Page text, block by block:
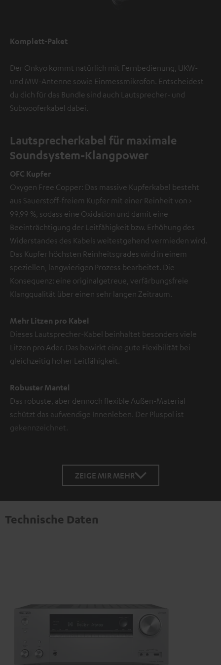
Komplett-Paket
Der Onkyo kommt natürlich mit Fernbedienung, UKW-
und MW-Antenne sowie Einmessmikrofon. Entscheidest
du dich für das Bundle sind auch Lautsprecher- und
Subwooferkabel dabei.
Lautsprecherkabel für maximale
Soundsystem-Klangpower
OFC Kupfer
Oxygen Free Copper: Das massive Kupferkabel besteht
aus Sauerstoff-freiem Kupfer mit einer Reinheit von >
99,99 %, sodass eine Oxidation und damit eine
Beeinträchtigung der Leitfähigkeit bzw. Erhöhung des
Widerstandes des Kabels weitestgehend vermieden wird.
Das Kupfer höchsten Reinheitsgrades wird in einem
speziellen, langwierigen Prozess bearbeitet. Die
Konsequenz: eine originalgetreue, verfärbungsfreie
Klangqualität über einen sehr langen Zeitraum.
Mehr Litzen pro Kabel
Dieses Lautsprecher-Kabel beinhaltet besonders viele
Litzen pro Ader. Das bewirkt eine gute Flexibilität bei
gleichzeitig hoher Leitfähigkeit.
Robuster Mantel
Das robuste, aber dennoch flexible Außen-Material
schützt das aufwendige Innenleben. Der Pluspol ist
gekennzeichnet.
ZEIGE MIR MEHR
Technische Daten